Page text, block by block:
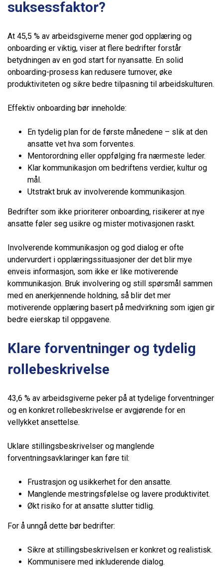
suksessfaktor?
At 45,5 % av arbeidsgiverne mener god opplæring og
onboarding er viktig, viser at flere bedrifter forstår
betydningen av en god start for nyansatte. En solid
onboarding-prosess kan redusere turnover, øke
produktiviteten og sikre bedre tilpasning til arbeidskulturen.
Effektiv onboarding bør inneholde:
En tydelig plan for de første månedene – slik at den
ansatte vet hva som forventes.
Mentorordning eller oppfølging fra nærmeste leder.
Klar kommunikasjon om bedriftens verdier, kultur og
mål.
Utstrakt bruk av involverende kommunikasjon.
Bedrifter som ikke prioriterer onboarding, risikerer at nye
ansatte føler seg usikre og mister motivasjonen raskt.
Involverende kommunikasjon og god dialog er ofte
undervurdert i opplæringssituasjoner der det blir mye
enveis informasjon, som ikke er like motiverende
kommunikasjon. Bruk involvering og still spørsmål sammen
med en anerkjennende holdning, så blir det mer
motiverende opplæring basert på medvirkning som igjen gir
bedre eierskap til oppgavene.
Klare forventninger og tydelig
rollebeskrivelse
43,6 % av arbeidsgiverne peker på at tydelige forventninger
og en konkret rollebeskrivelse er avgjørende for en
vellykket ansettelse.
Uklare stillingsbeskrivelser og manglende
forventningsavklaringer kan føre til:
Frustrasjon og usikkerhet for den ansatte.
Manglende mestringsfølelse og lavere produktivitet.
Økt risiko for at ansatte slutter tidlig.
For å unngå dette bør bedrifter:
Sikre at stillingsbeskrivelsen er konkret og realistisk.
Kommunisere med inkluderende dialog.